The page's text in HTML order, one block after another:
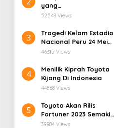
yang
Mengatasnamakan
Provinsi Papua Tengah.
52548 Views
3
Tragedi Kelam Estadio
Nacional Peru 24 Mei
1964
46315 Views
4
Menilik Kiprah Toyota
Kijang Di Indonesia
44868 Views
5
Toyota Akan Rilis
Fortuner 2023 Semakin
User Friendly
39984 Views